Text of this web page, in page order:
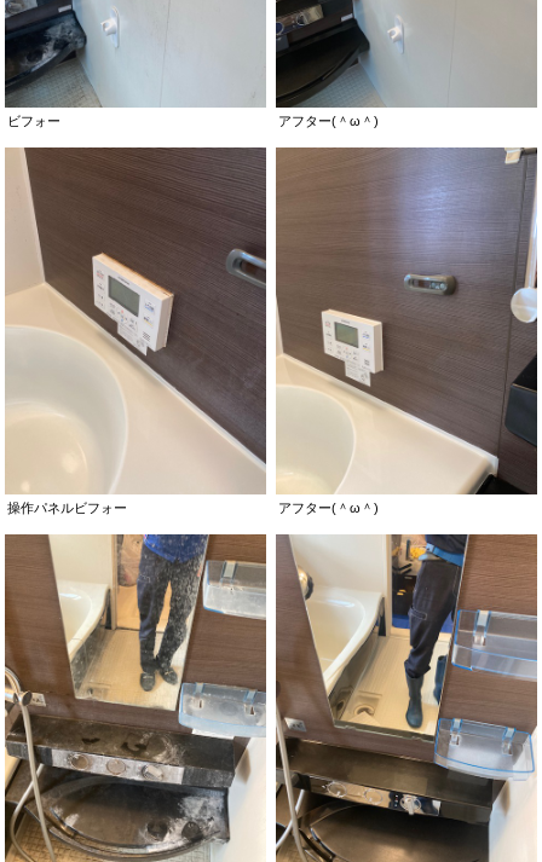
ビフォー アフター(＾ω＾)
操作パネルビフォー アフター(＾ω＾)